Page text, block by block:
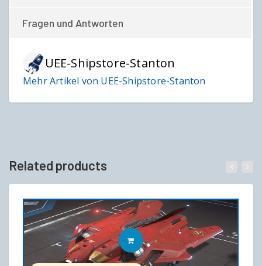
Fragen und Antworten
UEE-Shipstore-Stanton
Mehr Artikel von UEE-Shipstore-Stanton
Related products
IN DEN WARENKORB